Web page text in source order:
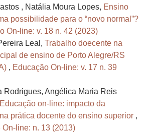
, Natália Moura Lopes, Ensino
possibilidade para o “novo normal”?
On-line: v. 18 n. 42 (2023)
Leal, Trabalho doecente na
de ensino de Porto Alegre/RS
, Educação On-line: v. 17 n. 39
Rodrigues, Angélica Maria Reis
Educação on-line: impacto da
prática docente do ensino superior ,
On-line: n. 13 (2013)